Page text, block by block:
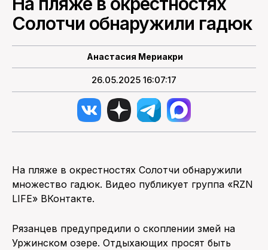
Солотчи обнаружили гадюк
Анастасия Мериакри
26.05.2025 16:07:17
На пляже в окрестностях Солотчи обнаружили
множество гадюк. Видео публикует группа «RZN
LIFE» ВКонтакте.
Рязанцев предупредили о скоплении змей на
Уржинском озере. Отдыхающих просят быть